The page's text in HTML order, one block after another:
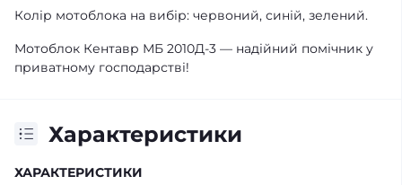
Колір мотоблока на вибір: червоний, синій, зелений.
Мотоблок Кентавр МБ 2010Д-3 — надійний помічник у
приватному господарстві!
Характеристики
ХАРАКТЕРИСТИКИ